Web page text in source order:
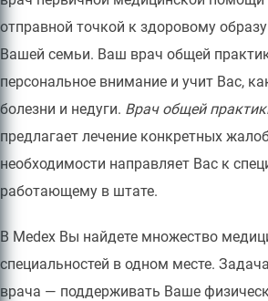
отправной точкой к здоровому
Вашей семьи. Ваш врач общей
персональное внимание и учит Вас,
болезни и недуги. Врач общей
предлагает лечение конкретных
необходимости направляет Вас к
работающему в штате.
В Medex Вы найдете множество
специальностей в одном месте.
врача — поддерживать Ваше